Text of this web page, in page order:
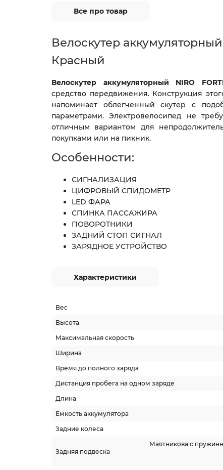
Все про товар
Велоскутер аккумуляторный
Красный
Велоскутер аккумуляторный NIRO
средство передвижения. Конструкция
напоминает облегченный скутер с
параметрами. Электровелосипед не
отличным вариантом для
покупками или на пикник.
Особенности:
СИГНАЛИЗАЦИЯ
ЦИФРОВЫЙ СПИДОМЕТР
LED ФАРА
СПИНКА ПАССАЖИРА
ПОВОРОТНИКИ
ЗАДНИЙ СТОП СИГНАЛ
ЗАРЯДНОЕ УСТРОЙСТВО
Характеристики
Вес
Высота
Максимальная скорость
Ширина
Время до полного заряда
Дистанция пробега на одном заряде
Длина
Емкость аккумулятора
Задние колеса
Задняя подвеска
Маятникова с